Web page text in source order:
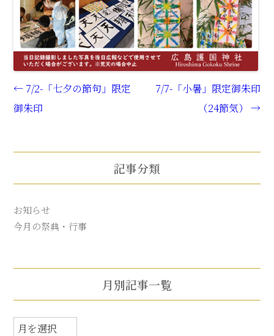
Post navigation
← 7/2-「七夕の節句」限定
御朱印
7/7-「小暑」限定御朱印
（24節気） →
記事分類
お知らせ
今月の祭典・行事
月別記事一覧
月